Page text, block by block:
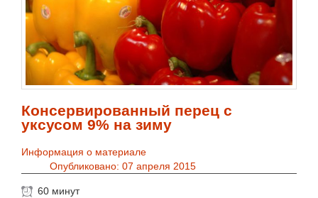
Консервированный перец с
уксусом 9% на зиму
Информация о материале
Опубликовано: 07 апреля 2015
60 минут